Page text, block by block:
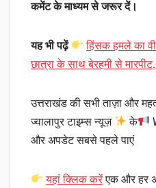
कमेंट के माध्यम से जरूर दें।
यह भी पढ़ें
हिंसक हमले का
छात्रा के साथ बेरहमी से
उत्तराखंड की सभी ताज़ा और
ज्वालापुर टाइम्स न्यूज़
के
और अपडेट सबसे पहले पाएं
यहां क्लिक करेंएक और हर